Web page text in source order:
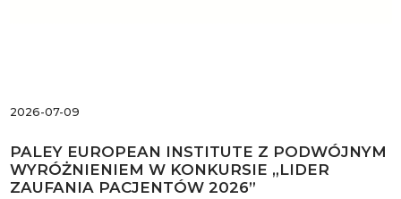
2026-07-09
PALEY EUROPEAN INSTITUTE Z PODWÓJNYM
WYRÓŻNIENIEM W KONKURSIE „LIDER
ZAUFANIA PACJENTÓW 2026”